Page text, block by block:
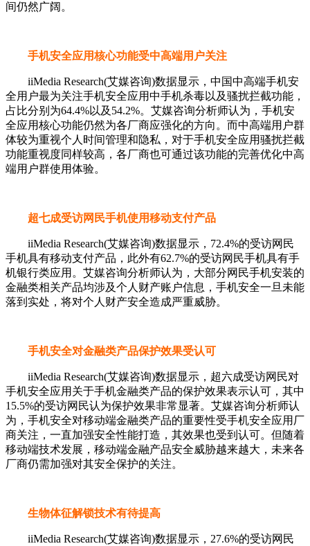
间仍然广阔。
手机安全应用核心功能受中高端用户关注
iiMedia Research(艾媒咨询)数据显示，中国中高端手机安
全用户最为关注手机安全应用中手机杀毒以及骚扰拦截功能，
占比分别为64.4%以及54.2%。艾媒咨询分析师认为，手机安
全应用核心功能仍然为各厂商应强化的方向。而中高端用户群
体较为重视个人时间管理和隐私，对于手机安全应用骚扰拦截
功能重视度同样较高，各厂商也可通过该功能的完善优化中高
端用户群使用体验。
超七成受访网民手机使用移动支付产品
iiMedia Research(艾媒咨询)数据显示，72.4%的受访网民
手机具有移动支付产品，此外有62.7%的受访网民手机具有手
机银行类应用。艾媒咨询分析师认为，大部分网民手机安装的
金融类相关产品均涉及个人财产账户信息，手机安全一旦未能
落到实处，将对个人财产安全造成严重威胁。
手机安全对金融类产品保护效果受认可
iiMedia Research(艾媒咨询)数据显示，超六成受访网民对
手机安全应用关于手机金融类产品的保护效果表示认可，其中
15.5%的受访网民认为保护效果非常显著。艾媒咨询分析师认
为，手机安全对移动端金融类产品的重要性受手机安全应用厂
商关注，一直加强安全性能打造，其效果也受到认可。但随着
移动端技术发展，移动端金融产品安全威胁越来越大，未来各
厂商仍需加强对其安全保护的关注。
生物体征解锁技术有待提高
iiMedia Research(艾媒咨询)数据显示，27.6%的受访网民